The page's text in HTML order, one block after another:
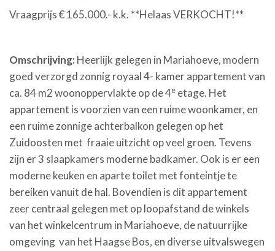
Vraagprijs € 165.000.- k.k. **Helaas VERKOCHT!**
Omschrijving: Heerlijk gelegen in Mariahoeve, modern
goed verzorgd zonnig royaal 4- kamer appartement van
ca. 84 m2 woonoppervlakte op de 4e etage. Het
appartement is voorzien van een ruime woonkamer, en
een ruime zonnige achterbalkon gelegen op het
Zuidoosten met fraaie uitzicht op veel groen. Tevens
zijn er 3 slaapkamers moderne badkamer. Ook is er een
moderne keuken en aparte toilet met fonteintje te
bereiken vanuit de hal. Bovendien is dit appartement
zeer centraal gelegen met op loopafstand de winkels
van het winkelcentrum in Mariahoeve, de natuurrijke
omgeving van het Haagse Bos, en diverse uitvalswegen